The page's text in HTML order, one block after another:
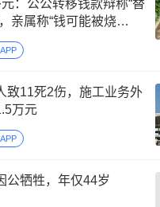
：公公转移钱款辩称“替
亲属称“钱可能被烧
警
致11死2伤，施工业务外
万元
公牺牲，年仅44岁